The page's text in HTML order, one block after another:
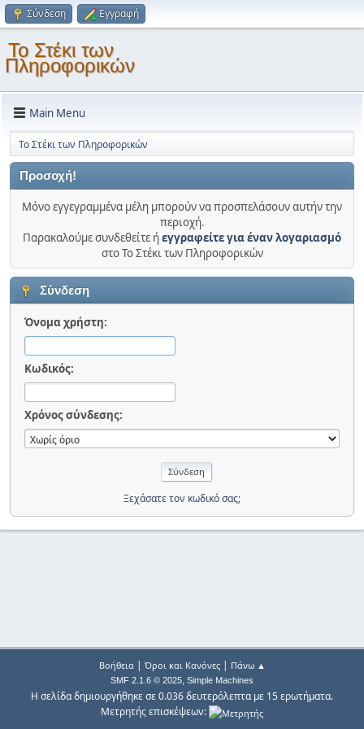
Σύνδεση Εγγραφή
Το Στέκι των
Πληροφορικών
Main Menu
Το Στέκι των Πληροφορικών
Προσοχή!
Μόνο εγγεγραμμένα μέλη μπορούν να προσπελάσουν αυτήν την
περιοχή.
Παρακαλούμε συνδεθείτε ήεγγραφείτε για έναν λογαριασμό
στο Το Στέκι των Πληροφορικών
Σύνδεση
Όνομα χρήστη:
Κωδικός:
Χρόνος σύνδεσης:
Ξεχάσατε τον κωδικό σας;
Βοήθεια| Όροι και Κανόνες| Πάνω ▲
SMF 2.1.6 © 2025, Simple Machines
Η σελίδα δημιουργήθηκε σε 0.036 δευτερόλεπτα με 15 ερωτήματα.
Μετρητής επισκέψεων: